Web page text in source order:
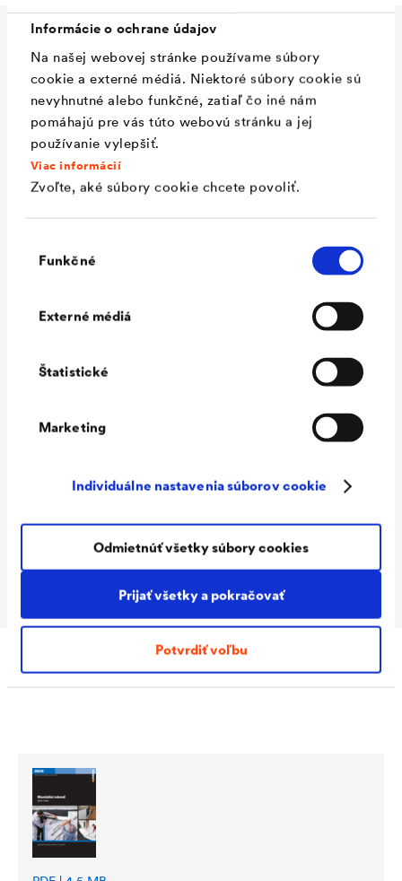
Informácie o ochrane údajov
Na našej webovej stránke používame súbory
cookie a externé médiá. Niektoré súbory cookie sú
nevyhnutné alebo funkčné, zatiaľ čo iné nám
pomáhajú pre vás túto webovú stránku a jej
používanie vylepšiť.
Viac informácií
Zvoľte, aké súbory cookie chcete povoliť.
súhlasu
Funkčné
Externé médiá
Štatistické
Marketing
Individuálne nastavenia súborov cookie
Prijať všetky a pokračovať
Potvrdiť voľbu
Odmietnúť všetky súbory cookies
Technické údaje
Materiál
Tekutý penetračný náter na
rozpoušťadiel
Farba
čierna
0,2 - 0,4 l/m² podľa podkladu
spracovania
hodiny v závislosti od vonkajšej
neotvorenom originálnom
minimálne 18 mesiacov.
Objem balenia
5 l, 10 l, alebo 25 l v nádobe
Na stiahnutie